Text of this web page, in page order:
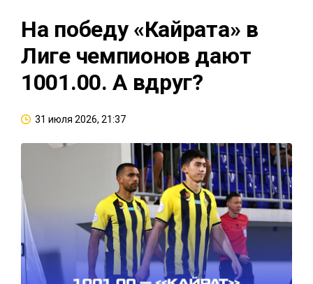
На победу «Кайрата» в
Лиге чемпионов дают
1001.00. А вдруг?
31 июля 2026, 21:37